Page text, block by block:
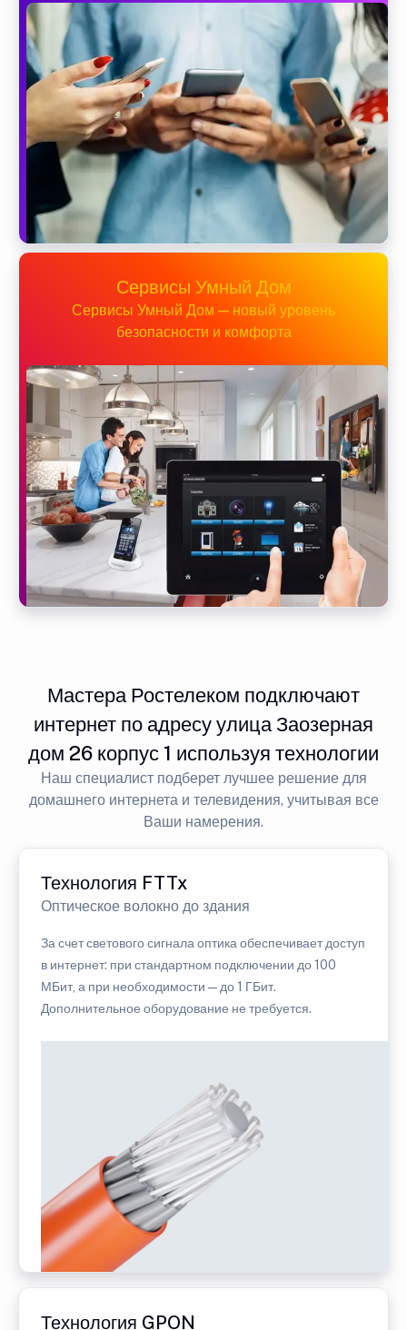
Сервисы Умный Дом
Сервисы Умный Дом — новый уровень
безопасности и комфорта
Мастера Ростелеком подключают
интернет по адресу улица Заозерная
дом 26 корпус 1 используя технологии
Наш специалист подберет лучшее решение для
домашнего интернета и телевидения, учитывая все
Ваши намерения.
Технология FTTx
Оптическое волокно до здания
За счет светового сигнала оптика обеспечивает доступ
в интернет: при стандартном подключении до 100
МБит, а при необходимости — до 1 ГБит.
Дополнительное оборудование не требуется.
Технология GPON